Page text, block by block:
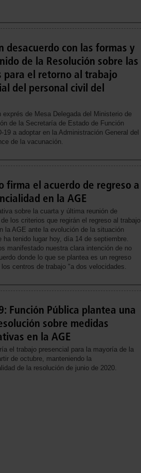
desacuerdo con las formas y
de la Resolución sobre las
para el retorno al trabajo
del personal civil del
de Mesa Delegada del Ministerio de
de la Secretaría de Estado de Función
a adoptar en la Administración General del
de la vacunación.
firma el acuerdo de regreso a
en la AGE
sobre la cuarta y última reunión de
los criterios que regirán el regreso al trabajo
la AGE ante la evolución de la situación
ha tenido lugar hoy, día 14 de septiembre.
manifestado nuestra clara intención de no
donde lo que se plantea es un regreso
centros de trabajo "a dos velocidades.
Función Pública plantea una
sobre medidas
en la AGE
el trabajo presencial para la mayoría de la
de octubre, manteniendo la
de la resolución de junio de 2020.